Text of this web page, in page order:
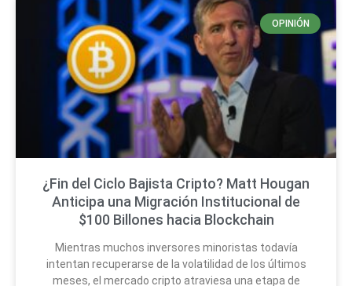
OPINIÓN
¿Fin del Ciclo Bajista Cripto? Matt Hougan
Anticipa una Migración Institucional de
$100 Billones hacia Blockchain
Mientras muchos inversores minoristas todavía
intentan recuperarse de la volatilidad de los últimos
meses, el mercado cripto atraviesa una etapa de